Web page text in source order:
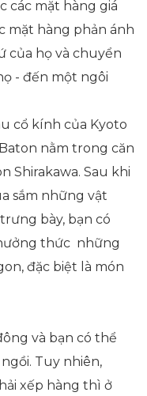
các mặt hàng giá
mặt hàng phản ánh
của họ và chuyển
- đến một ngôi
cổ kính của Kyoto
nằm trong căn
Shirakawa. Sau khi
sắm những vật
bày, bạn có
thức những
đặc biệt là món
và bạn có thể
Tuy nhiên,
xếp hàng thì ở